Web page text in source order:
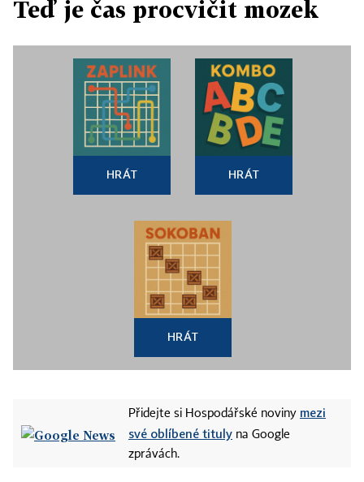
Teď je čas procvičit mozek
HRÁT HRÁT
HRÁT
Přidejte si Hospodářské noviny mezi
své oblíbené tituly na Google
zprávách.